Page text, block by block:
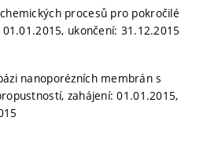
procesů pro pokročilé
ukončení: 31.12.2015
nanoporézních membrán s
zahájení: 01.01.2015,